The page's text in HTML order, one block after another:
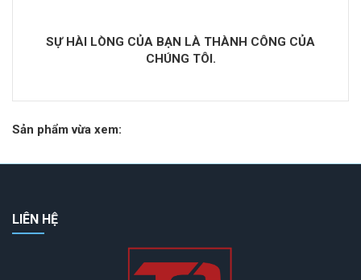
SỰ HÀI LÒNG CỦA BẠN LÀ THÀNH CÔNG CỦA
CHÚNG TÔI.
Sản phẩm vừa xem:
LIÊN HỆ